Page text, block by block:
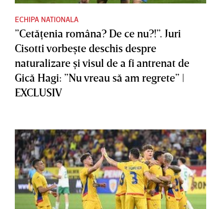
ECHIPA NATIONALA
”Cetăţenia româna? De ce nu?!”. Juri
Cisotti vorbeşte deschis despre
naturalizare şi visul de a fi antrenat de
Gică Hagi: ”Nu vreau să am regrete” |
EXCLUSIV